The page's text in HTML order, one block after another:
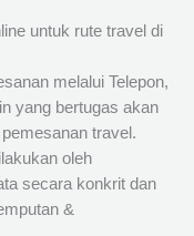
untuk rute travel di
melalui Telepon,
yang bertugas akan
travel.
oleh
secara konkrit dan
&